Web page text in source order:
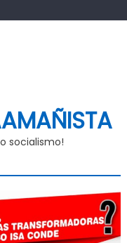
socialismo!